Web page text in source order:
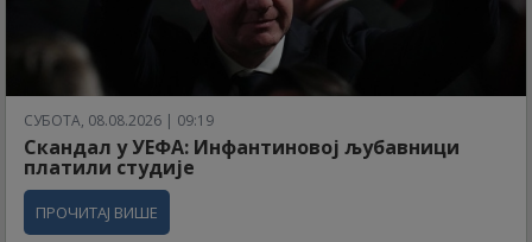
СУБОТА, 08.08.2026 | 09:19
Скандал у УЕФА: Инфантиновој љубавници
платили студије
ПРОЧИТАЈ ВИШЕ